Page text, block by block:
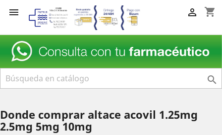
 shopping_cart


Donde comprar altace acovil 1.25mg
2.5mg 5mg 10mg